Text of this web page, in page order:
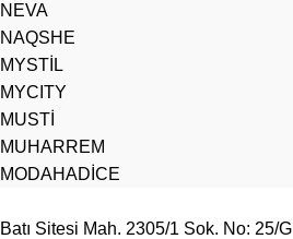
NEVA
NAQSHE
MYSTİL
MYCITY
MUSTİ
MUHARREM
MODAHADİCE
Batı Sitesi Mah. 2305/1 Sok. No: 25/G